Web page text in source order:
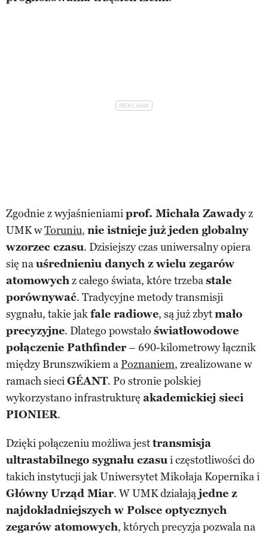
Zgodnie z wyjaśnieniamiprof. Michała Zawadyz
UMK wToruniu, nie istnieje już jeden globalny
wzorzec czasu. Dzisiejszy czas uniwersalny opiera
się nauśrednieniu danych z wielu zegarów
atomowychz całego świata, które trzebastale
porównywać. Tradycyjne metody transmisji
sygnału, takie jakfale radiowe, są już zbytmało
precyzyjne. Dlatego powstało światłowodowe
połączenie Pathfinder– 690-kilometrowy łącznik
między Brunszwikiem aPoznaniem, zrealizowane w
ramach sieciGÉANT. Po stronie polskiej
wykorzystano infrastrukturę akademickiej sieci
PIONIER.
Dzięki połączeniu możliwa jesttransmisja
ultrastabilnego sygnału czasui częstotliwości do
takich instytucji jak Uniwersytet Mikołaja Kopernika i
Główny Urząd Miar. W UMK działająjedne z
najdokładniejszych w Polsce optycznych
zegarów atomowych, których precyzja pozwala na